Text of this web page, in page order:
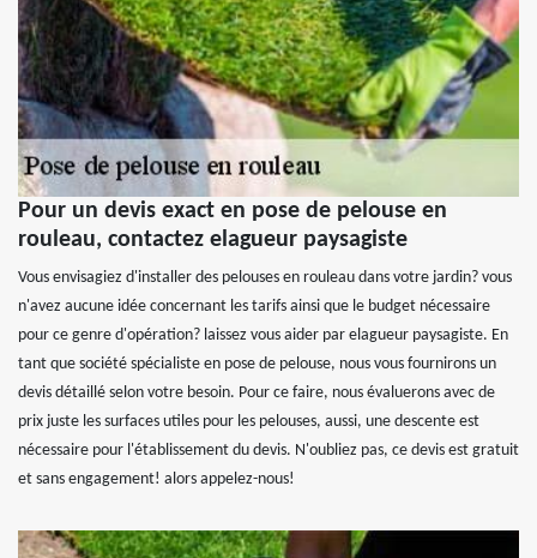
Pour un devis exact en pose de pelouse en
rouleau, contactez elagueur paysagiste
Vous envisagiez d'installer des pelouses en rouleau dans votre jardin? vous
n'avez aucune idée concernant les tarifs ainsi que le budget nécessaire
pour ce genre d'opération? laissez vous aider par elagueur paysagiste. En
tant que société spécialiste en pose de pelouse, nous vous fournirons un
devis détaillé selon votre besoin. Pour ce faire, nous évaluerons avec de
prix juste les surfaces utiles pour les pelouses, aussi, une descente est
nécessaire pour l'établissement du devis. N'oubliez pas, ce devis est gratuit
et sans engagement! alors appelez-nous!